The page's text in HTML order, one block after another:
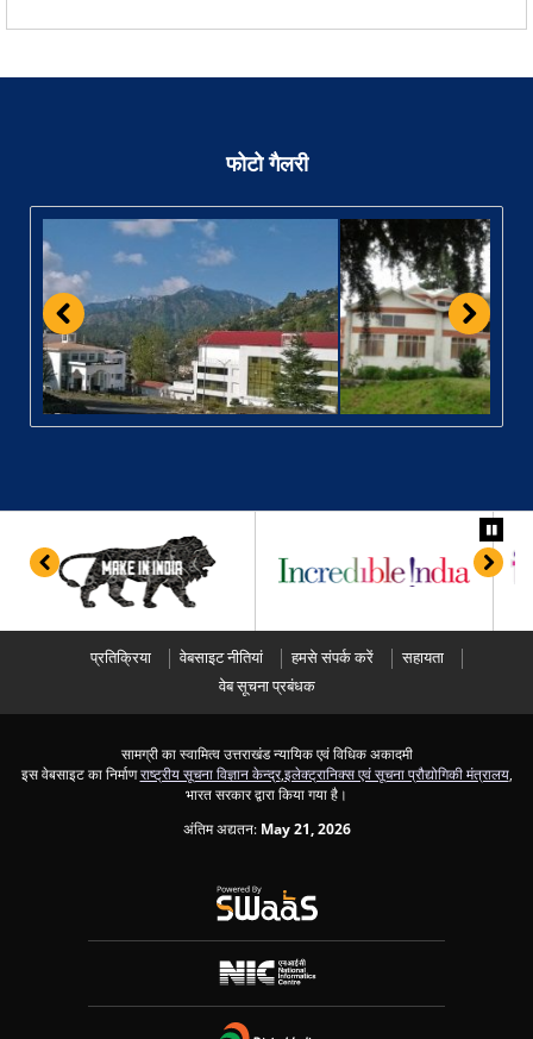
फोटो गैलरी
प्रतिक्रिया वेबसाइट नीतियां हमसे संपर्क करें
सहायता
वेब सूचना प्रबंधक
सामग्री का स्वामित्व उत्तराखंड न्यायिक एवं विधिक अकादमी
इस वेबसाइट का निर्माणराष्ट्रीय सूचना विज्ञान केन्द्र,इलेक्ट्रानिक्स एवं सूचना प्रौद्योगिकी मंत्रालय,
भारत सरकार द्वारा किया गया है।
अंतिम अद्यतन: May 21, 2026